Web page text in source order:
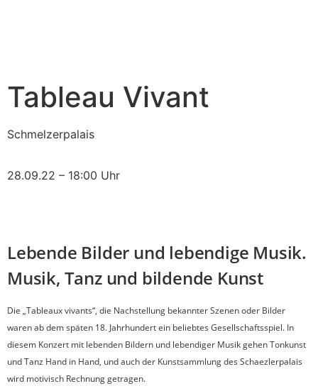
Tableau Vivant
Schmelzerpalais
28.09.22 – 18:00 Uhr
Lebende Bilder und lebendige Musik.
Musik, Tanz und bildende Kunst
Die „Tableaux vivants“, die Nachstellung bekannter Szenen oder Bilder
waren ab dem späten 18. Jahrhundert ein beliebtes Gesellschaftsspiel. In
diesem Konzert mit lebenden Bildern und lebendiger Musik gehen Tonkunst
und Tanz Hand in Hand, und auch der Kunstsammlung des Schaezlerpalais
wird motivisch Rechnung getragen.